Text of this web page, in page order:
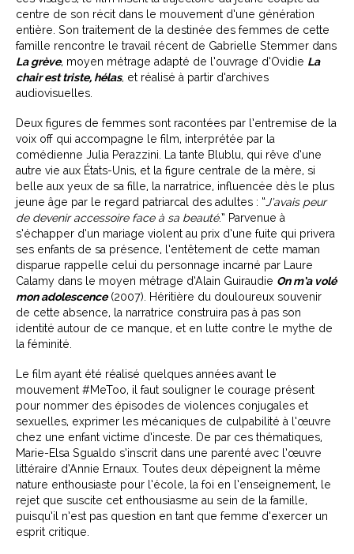
centre de son récit dans le mouvement d’une génération
entière. Son traitement de la destinée des femmes de cette
famille rencontre le travail récent de Gabrielle Stemmer dans
La grève, moyen métrage adapté de l’ouvrage d’Ovidie La
chair est triste, hélas, et réalisé à partir d’archives
audiovisuelles.
Deux figures de femmes sont racontées par l’entremise de la
voix off qui accompagne le film, interprétée par la
comédienne Julia Perazzini. La tante Blublu, qui rêve d’une
autre vie aux États-Unis, et la figure centrale de la mère, si
belle aux yeux de sa fille, la narratrice, influencée dès le plus
jeune âge par le regard patriarcal des adultes : “ J’avais peur
de devenir accessoire face à sa beauté.” Parvenue à
s’échapper d’un mariage violent au prix d’une fuite qui privera
ses enfants de sa présence, l’entêtement de cette maman
disparue rappelle celui du personnage incarné par Laure
Calamy dans le moyen métrage d’Alain Guiraudie On m’a volé
mon adolescence (2007). Héritière du douloureux souvenir
de cette absence, la narratrice construira pas à pas son
identité autour de ce manque, et en lutte contre le mythe de
la féminité.
Le film ayant été réalisé quelques années avant le
mouvement #MeToo, il faut souligner le courage présent
pour nommer des épisodes de violences conjugales et
sexuelles, exprimer les mécaniques de culpabilité à l’œuvre
chez une enfant victime d’inceste. De par ces thématiques,
Marie-Elsa Sgualdo s’inscrit dans une parenté avec l’œuvre
littéraire d’Annie Ernaux. Toutes deux dépeignent la même
nature enthousiaste pour l’école, la foi en l’enseignement, le
rejet que suscite cet enthousiasme au sein de la famille,
puisqu’il n’est pas question en tant que femme d’exercer un
esprit critique.